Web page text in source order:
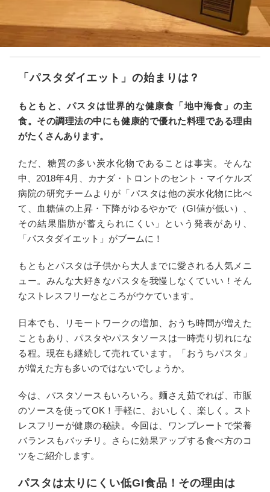
「パスタダイエット」の始まりは？
もともと、パスタは世界的な健康食「地中海食」の主
食。その調理法の中にも健康的で優れた料理である理由
がたくさんあります。
ただ、糖質の多い炭水化物であることは事実。そんな
中、2018年4月、カナダ・トロントのセント・マイケルズ
病院の研究チームよりが「パスタは他の炭水化物に比べ
て、血糖値の上昇・下降がゆるやかで（GI値が低い）、
その結果脂肪が蓄えられにくい」という発表があり、
「パスタダイエット」がブームに！
もともとパスタは子供から大人までに愛される人気メニ
ュー。みんな大好きなパスタを我慢しなくていい！そん
なストレスフリーなところがウケています。
日本でも、リモートワークの増加、おうち時間が増えた
こともあり、パスタやパスタソースは一時売り切れにな
る程。現在も継続して売れています。「おうちパスタ」
が増えた方も多いのではないでしょうか。
今は、パスタソースもいろいろ。麺さえ茹でれば、市販
のソースを使ってOK！手軽に、おいしく、楽しく。スト
レスフリーが健康の秘訣。今回は、ワンプレートで栄養
バランスもバッチリ。さらに効果アップする食べ方のコ
ツをご紹介します。
パスタは太りにくい低GI食品！その理由は